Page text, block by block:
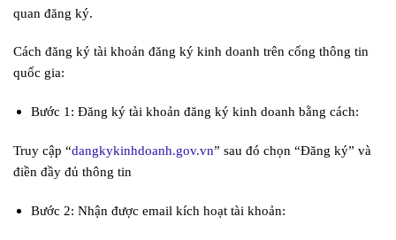
quan đăng ký.
Cách đăng ký tài khoản đăng ký kinh doanh trên cổng thông tin
quốc gia:
Bước 1: Đăng ký tài khoản đăng ký kinh doanh bằng cách:
Truy cập “dangkykinhdoanh.gov.vn” sau đó chọn “Đăng ký” và
điền đầy đủ thông tin
Bước 2: Nhận được email kích hoạt tài khoản: